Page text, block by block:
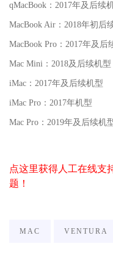
qMacBook：2017年及后续
MacBook Air：2018年初后
MacBook Pro：2017年及后
Mac Mini：2018及后续机型
iMac：2017年及后续机型
iMac Pro：2017年机型
Mac Pro：2019年及后续机
点这里获得人工在线支
题！
MAC VENTURA